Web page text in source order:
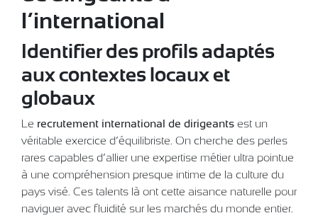
l’international
Identifier des profils adaptés
aux contextes locaux et
globaux
Le recrutement international de dirigeants est un
véritable exercice d’équilibriste. On cherche des perles
rares capables d’allier une expertise métier ultra pointue
à une compréhension presque intime de la culture du
pays visé. Ces talents là ont cette aisance naturelle pour
naviguer avec fluidité sur les marchés du monde entier.